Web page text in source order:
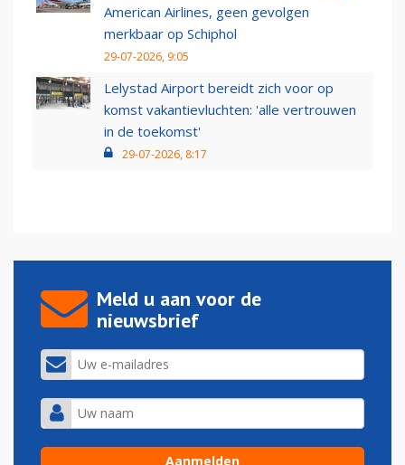
American Airlines, geen gevolgen
merkbaar op Schiphol
29-07-2026, 9:05
Lelystad Airport bereidt zich voor op
komst vakantievluchten: 'alle vertrouwen
in de toekomst'
29-07-2026, 8:17
Meld u aan voor de
nieuwsbrief